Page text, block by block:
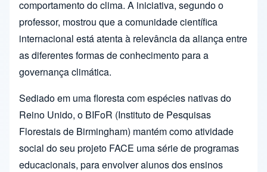
comportamento do clima. A iniciativa, segundo o
professor, mostrou que a comunidade científica
internacional está atenta à relevância da aliança entre
as diferentes formas de conhecimento para a
governança climática.
Sediado em uma floresta com espécies nativas do
Reino Unido, o BIFoR (Instituto de Pesquisas
Florestais de Birmingham) mantém como atividade
social do seu projeto FACE uma série de programas
educacionais, para envolver alunos dos ensinos